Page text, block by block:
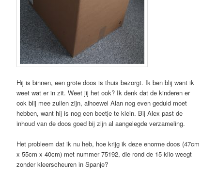
Hij is binnen, een grote doos is thuis bezorgt. Ik ben blij want ik
weet wat er in zit. Weet jij het ook? Ik denk dat de kinderen er
ook blij mee zullen zijn, alhoewel Alan nog even geduld moet
hebben, want hij is nog een beetje te klein. Bij Alex past de
inhoud van de doos goed bij zijn al aangelegde verzameling.
Het probleem dat ik nu heb, hoe krijg ik deze enorme doos (47cm
x 55cm x 40cm) met nummer 75192, die rond de 15 kilo weegt
zonder kleerscheuren in Spanje?